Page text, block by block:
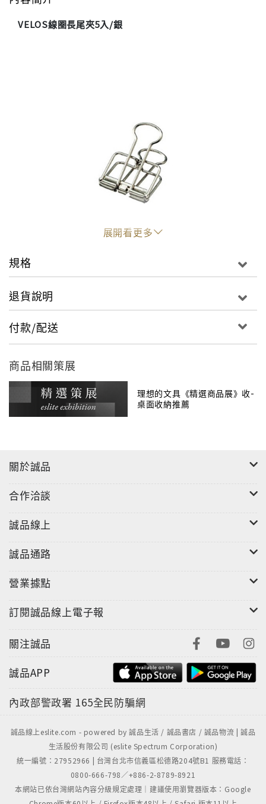
VELOS線圈長尾夾5入/銀
"
展開看更多
規格
退貨說明
付款/配送
商品相關策展
理想的文具《精選商品展》收-
桌面收納推薦
關於誠品
合作洽談
誠品線上
誠品通路
營業據點
訂閱誠品線上電子報
關注誠品
誠品APP
內政部警政署 165全民防騙網
誠品線上eslite.com - powered by 誠品生活 / 誠品書店 / 誠品物流 | 誠品
生活股份有限公司 (eslite Spectrum Corporation)
統一編號：27952966 | 台灣台北市信義區松德路204號B1 服務電話：
0800-666-798／+886-2-8789-8921
本網站已依台灣網站內容分級規定處理｜建議使用瀏覽器版本：Google